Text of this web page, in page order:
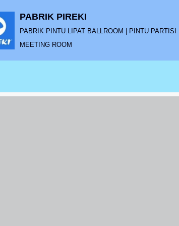
PABRIK PIREKI
PABRIK PINTU LIPAT BALLROOM | PINTU
MEETING ROOM